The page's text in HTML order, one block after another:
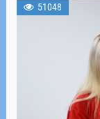
51048